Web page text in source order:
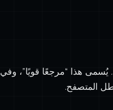
يُسمى هذا “مرجعًا قويًا”، وفي
المتصفح.